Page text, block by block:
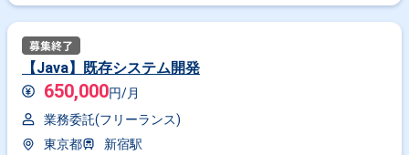
【Java】既存システム開発
650,000円/月
業務委託(フリーランス)
東京都
新宿駅